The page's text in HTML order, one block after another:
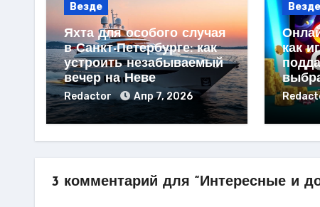
Везде
Яхта для особого случая
в Санкт-Петербурге: как
устроить незабываемый
вечер на Неве
Redactor Апр 7, 2026
Везде
как
3 комментарий для “Интересные и